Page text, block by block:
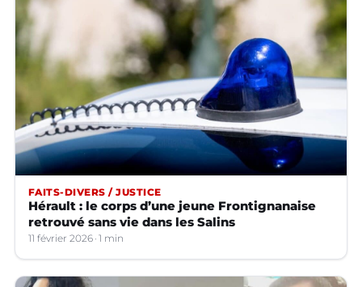
FAITS-DIVERS / JUSTICE
Hérault : le corps d’une jeune Frontignanaise
retrouvé sans vie dans les Salins
11 février 2026 1 min